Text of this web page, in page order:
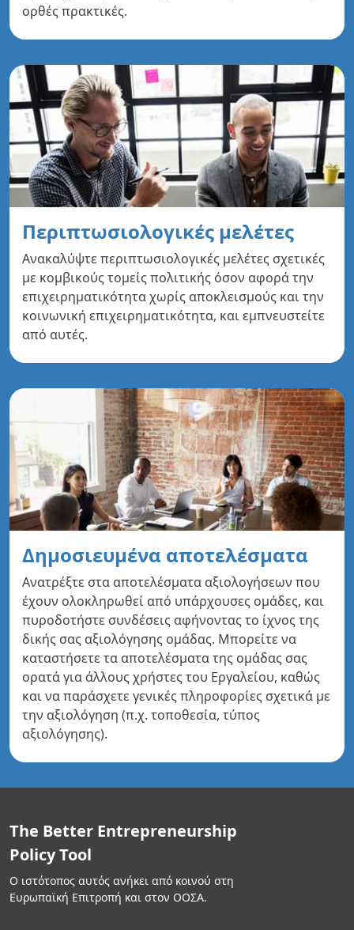
ορθές πρακτικές.
Περιπτωσιολογικές μελέτες
Ανακαλύψτε περιπτωσιολογικές μελέτες σχετικές
με κομβικούς τομείς πολιτικής όσον αφορά την
επιχειρηματικότητα χωρίς αποκλεισμούς και την
κοινωνική επιχειρηματικότητα, και εμπνευστείτε
από αυτές.
Δημοσιευμένα αποτελέσματα
Ανατρέξτε στα αποτελέσματα αξιολογήσεων που
έχουν ολοκληρωθεί από υπάρχουσες ομάδες, και
πυροδοτήστε συνδέσεις αφήνοντας το ίχνος της
δικής σας αξιολόγησης ομάδας. Μπορείτε να
καταστήσετε τα αποτελέσματα της ομάδας σας
ορατά για άλλους χρήστες του Εργαλείου, καθώς
και να παράσχετε γενικές πληροφορίες σχετικά με
την αξιολόγηση (π.χ. τοποθεσία, τύπος
αξιολόγησης).
The Better Entrepreneurship
Policy Tool
Ο ιστότοπος αυτός ανήκει από κοινού στη
Ευρωπαϊκή Επιτροπή και στον ΟΟΣΑ.